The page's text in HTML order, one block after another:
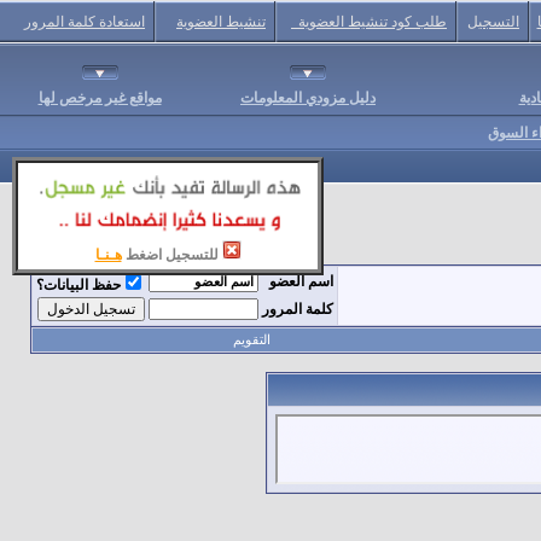
للتسجيل اضغط هـنـا
التسجيل طلب كود تنشيط العضوية تنشيط العضوية استعادة كلمة المرور
دليل مزودي المعلومات مواقع غير مرخص لها
السوق
اسم العضو
حفظ البيانات؟
كلمة المرور
التقويم